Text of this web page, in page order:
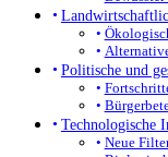
Politische und
Technologische
Neue